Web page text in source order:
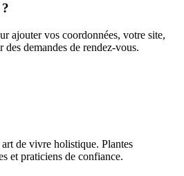
ajouter vos coordonnées, votre site,
demandes de rendez-vous.
de vivre holistique. Plantes
et praticiens de confiance.